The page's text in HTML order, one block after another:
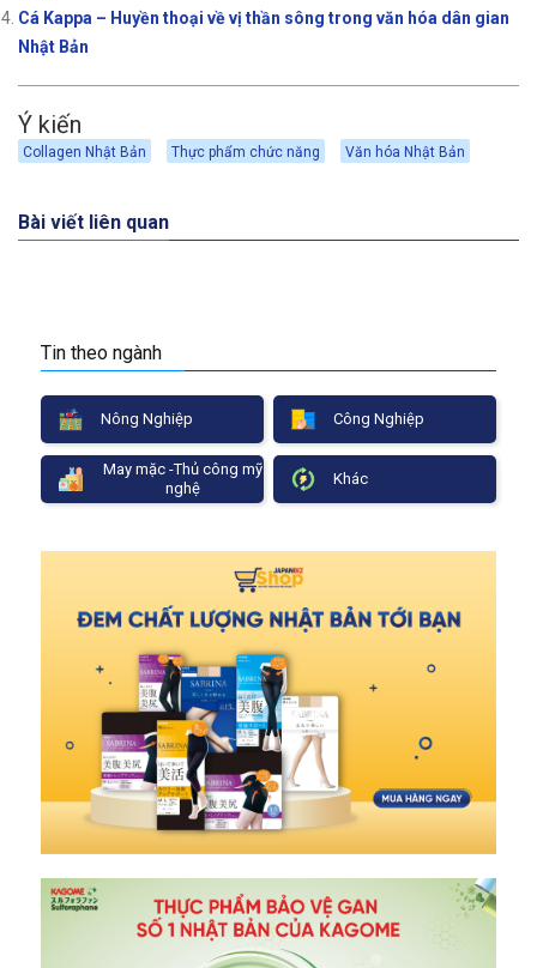
Cá Kappa – Huyền thoại về vị thần sông trong văn hóa dân gian
Nhật Bản
Ý kiến
Collagen Nhật Bản Thực phẩm chức năng Văn hóa Nhật Bản
Bài viết liên quan
Tin theo ngành
Nông Nghiệp Công Nghiệp
May mặc -Thủ công mỹ
nghệ
Khác